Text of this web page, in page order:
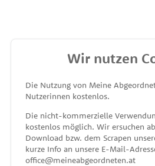
MEINE
unterstützt
Wir nutzen
Die Nutzung von Meine
Nutzerinnen kostenlos.
Die nicht-kommerzielle
kostenlos möglich. Wir ersuchen
Download bzw. dem Scrapen
kurze Info an unsere E-Mail-
office@meineabgeordneten.at